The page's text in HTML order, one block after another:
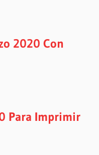
2020 Con
Para Imprimir